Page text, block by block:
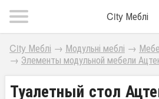
City Меблі
City Меблі → Модульні меблі →
→ Элементы модульной мебели
Туалетный стол